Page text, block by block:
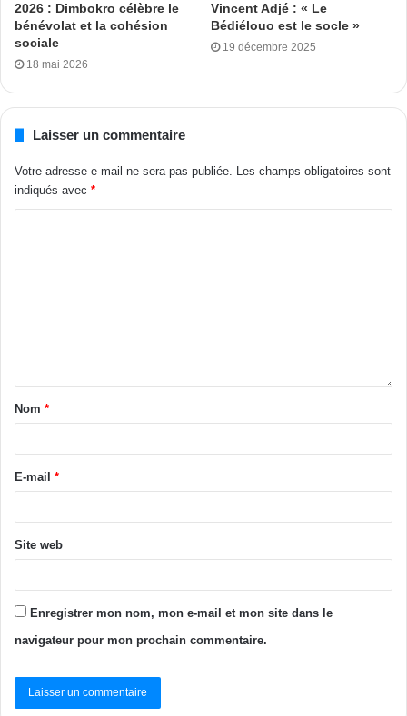
2026 : Dimbokro célèbre le
bénévolat et la cohésion
sociale
18 mai 2026
Vincent Adjé : « Le
Bédiélouo est le socle »
19 décembre 2025
Laisser un commentaire
Votre adresse e-mail ne sera pas publiée. Les champs obligatoires sont
indiqués avec *
Nom *
E-mail *
Site web
Enregistrer mon nom, mon e-mail et mon site dans le
navigateur pour mon prochain commentaire.